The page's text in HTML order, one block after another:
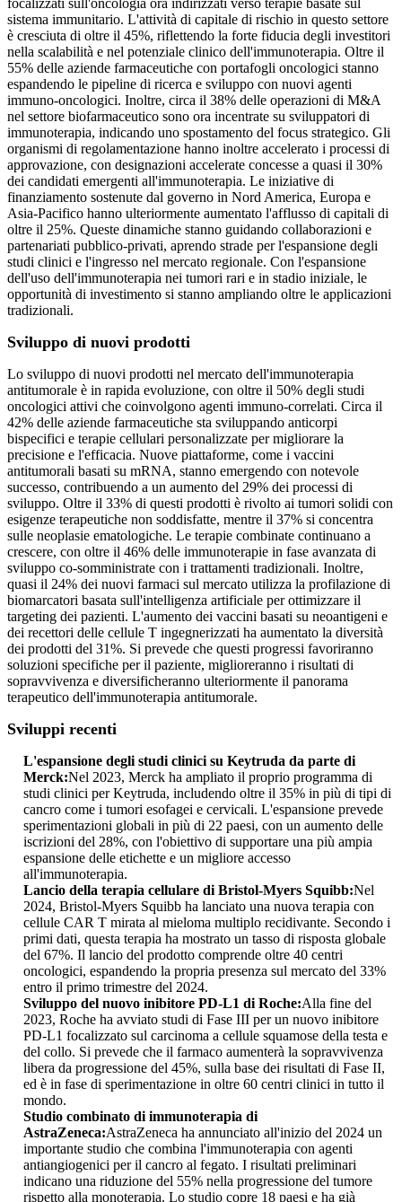
focalizzati sull'oncologia ora indirizzati verso terapie basate sul
sistema immunitario. L'attività di capitale di rischio in questo settore
è cresciuta di oltre il 45%, riflettendo la forte fiducia degli investitori
nella scalabilità e nel potenziale clinico dell'immunoterapia. Oltre il
55% delle aziende farmaceutiche con portafogli oncologici stanno
espandendo le pipeline di ricerca e sviluppo con nuovi agenti
immuno-oncologici. Inoltre, circa il 38% delle operazioni di M&A
nel settore biofarmaceutico sono ora incentrate su sviluppatori di
immunoterapia, indicando uno spostamento del focus strategico. Gli
organismi di regolamentazione hanno inoltre accelerato i processi di
approvazione, con designazioni accelerate concesse a quasi il 30%
dei candidati emergenti all'immunoterapia. Le iniziative di
finanziamento sostenute dal governo in Nord America, Europa e
Asia-Pacifico hanno ulteriormente aumentato l'afflusso di capitali di
oltre il 25%. Queste dinamiche stanno guidando collaborazioni e
partenariati pubblico-privati, aprendo strade per l'espansione degli
studi clinici e l'ingresso nel mercato regionale. Con l'espansione
dell'uso dell'immunoterapia nei tumori rari e in stadio iniziale, le
opportunità di investimento si stanno ampliando oltre le applicazioni
tradizionali.
Sviluppo di nuovi prodotti
Lo sviluppo di nuovi prodotti nel mercato dell'immunoterapia
antitumorale è in rapida evoluzione, con oltre il 50% degli studi
oncologici attivi che coinvolgono agenti immuno-correlati. Circa il
42% delle aziende farmaceutiche sta sviluppando anticorpi
bispecifici e terapie cellulari personalizzate per migliorare la
precisione e l'efficacia. Nuove piattaforme, come i vaccini
antitumorali basati su mRNA, stanno emergendo con notevole
successo, contribuendo a un aumento del 29% dei processi di
sviluppo. Oltre il 33% di questi prodotti è rivolto ai tumori solidi con
esigenze terapeutiche non soddisfatte, mentre il 37% si concentra
sulle neoplasie ematologiche. Le terapie combinate continuano a
crescere, con oltre il 46% delle immunoterapie in fase avanzata di
sviluppo co-somministrate con i trattamenti tradizionali. Inoltre,
quasi il 24% dei nuovi farmaci sul mercato utilizza la profilazione di
biomarcatori basata sull'intelligenza artificiale per ottimizzare il
targeting dei pazienti. L'aumento dei vaccini basati su neoantigeni e
dei recettori delle cellule T ingegnerizzati ha aumentato la diversità
dei prodotti del 31%. Si prevede che questi progressi favoriranno
soluzioni specifiche per il paziente, miglioreranno i risultati di
sopravvivenza e diversificheranno ulteriormente il panorama
terapeutico dell'immunoterapia antitumorale.
Sviluppi recenti
L'espansione degli studi clinici su Keytruda da parte di
Merck:Nel 2023, Merck ha ampliato il proprio programma di
studi clinici per Keytruda, includendo oltre il 35% in più di tipi di
cancro come i tumori esofagei e cervicali. L'espansione prevede
sperimentazioni globali in più di 22 paesi, con un aumento delle
iscrizioni del 28%, con l'obiettivo di supportare una più ampia
espansione delle etichette e un migliore accesso
all'immunoterapia.
Lancio della terapia cellulare di Bristol-Myers Squibb:Nel
2024, Bristol-Myers Squibb ha lanciato una nuova terapia con
cellule CAR T mirata al mieloma multiplo recidivante. Secondo i
primi dati, questa terapia ha mostrato un tasso di risposta globale
del 67%. Il lancio del prodotto comprende oltre 40 centri
oncologici, espandendo la propria presenza sul mercato del 33%
entro il primo trimestre del 2024.
Sviluppo del nuovo inibitore PD-L1 di Roche:Alla fine del
2023, Roche ha avviato studi di Fase III per un nuovo inibitore
PD-L1 focalizzato sul carcinoma a cellule squamose della testa e
del collo. Si prevede che il farmaco aumenterà la sopravvivenza
libera da progressione del 45%, sulla base dei risultati di Fase II,
ed è in fase di sperimentazione in oltre 60 centri clinici in tutto il
mondo.
Studio combinato di immunoterapia di
AstraZeneca:AstraZeneca ha annunciato all'inizio del 2024 un
importante studio che combina l'immunoterapia con agenti
antiangiogenici per il cancro al fegato. I risultati preliminari
indicano una riduzione del 55% nella progressione del tumore
rispetto alla monoterapia. Lo studio copre 18 paesi e ha già